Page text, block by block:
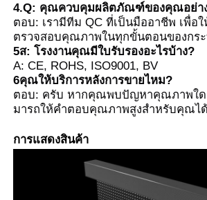
4.Q: คุณควบคุมผลิตภัณฑ์ของคุณอย่า
ตอบ: เรามีทีม QC ที่เป็นมืออาชีพ เพื่อ
ตรวจสอบคุณภาพในทุกขั้นตอนของกร
5ส: โรงงานคุณมีใบรับรองอะไรบ้าง?
A: CE, ROHS, ISO9001, BV
6คุณให้บริการหลังการขายไหม?
ตอบ: ครับ หากคุณพบปัญหาคุณภาพใด
มารถให้คําตอบคุณภาพสูงสําหรับคุณไ
การแสดงสินค้า